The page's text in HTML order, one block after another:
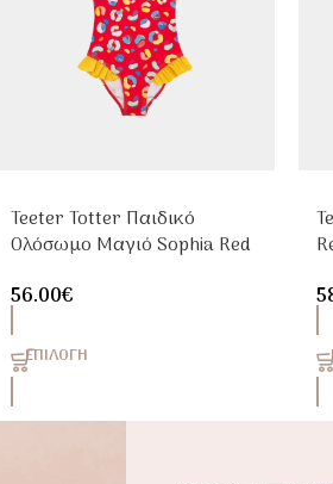
Teeter Totter Παιδικό
Ολόσωμο Μαγιό Sophia Red
56.00€
ΕΠΙΛΟΓΉ